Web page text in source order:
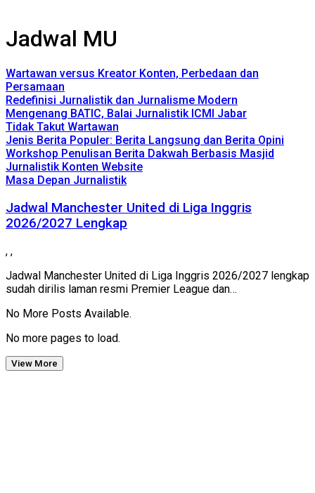
Jadwal MU
Wartawan versus Kreator Konten, Perbedaan dan
Persamaan
Redefinisi Jurnalistik dan Jurnalisme Modern
Mengenang BATIC, Balai Jurnalistik ICMI Jabar
Tidak Takut Wartawan
Jenis Berita Populer: Berita Langsung dan Berita Opini
Workshop Penulisan Berita Dakwah Berbasis Masjid
Jurnalistik Konten Website
Masa Depan Jurnalistik
Jadwal Manchester United di Liga Inggris
2026/2027 Lengkap
, ,
Jadwal Manchester United di Liga Inggris 2026/2027 lengkap
sudah dirilis laman resmi Premier League dan…
No More Posts Available.
No more pages to load.
View More